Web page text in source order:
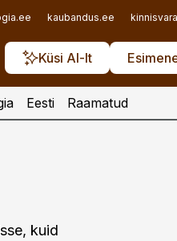
kaubandus.ee
Küsi AI-lt
Eesti Raamatud
kuid